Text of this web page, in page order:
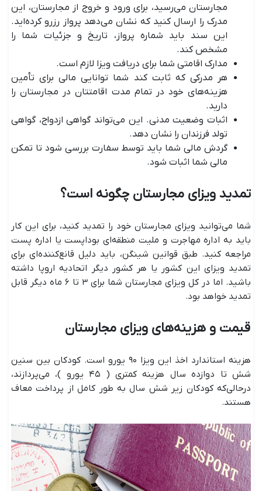
مجارستان می‌رسید، برای ورود و خروج از مجارستان، این
مدرک را ارسال کنید که نشان می‌دهد پرواز رزرو کرده‌اید.
این سند باید شماره پرواز، تاریخ و جزئیات شما را
مشخص کند.
مدارک اقامتی شما برای دریافت ویزا لازم است.
هر مدرکی که ثابت کند شما توانایی مالی برای تأمین
هزینه‌های خود در تمام مدت اقامتتان در مجارستان را
دارید.
اثبات وضعیت مدنی. این می‌تواند گواهی ازدواج، گواهی
تولد فرزندان را نشان دهد.
گردش مالی شما باید توسط سفارت بررسی شود تا تمکن
مالی شما اثبات شود.
تمدید ویزای مجارستان چگونه است؟
شما می‌توانید ویزای مجارستان خود را تمدید کنید، برای این کار
باید به اداره مهاجرت و ملیت منطقه‌ای بوداپست یا اداره پست
مراجعه کنید. طبق قوانین شینگن، باید دلیل قانع‌کننده‌ای برای
تمدید ویزای این کشور یا هر کشور دیگر اتحادیه اروپا داشته
باشید. اما در کل ویزای مجارستان شما برای ۳ تا ۶ ماه دیگر قابل
تمدید خواهد بود.
قیمت و هزینه‌های ویزای مجارستان
هزینه استاندارد اخذ این ویزا ۹۰ یورو است. کودکان بین سنین
شش تا دوازده سال هزینه کمتری ( ۴۵ یورو )، می‌پردازند،
درحالی‌که کودکان زیر شش سال به طور کامل از پرداخت معاف
هستند.